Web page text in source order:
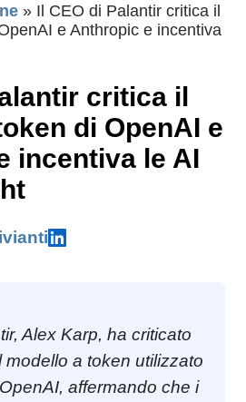
» Il CEO di Palantir critica il
e Anthropic e incentiva
critica il
di OpenAI e
incentiva le AI
Alex Karp, ha criticato
modello a token utilizzato
affermando che i